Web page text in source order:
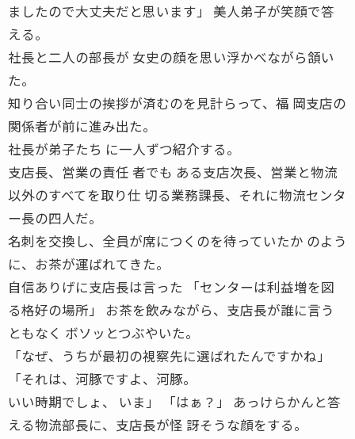
ましたので大丈夫だと思います」 美人弟子が笑顔で答
える。
社長と二人の部長が 女史の顔を思い浮かべながら頷い
た。
知り合い同士の挨拶が済むのを見計らって、福 岡支店の
関係者が前に進み出た。
社長が弟子たち に一人ずつ紹介する。
支店長、営業の責任 者でも ある支店次長、営業と物流
以外のすべてを取り仕 切る業務課長、それに物流センタ
ー長の四人だ。
名刺を交換し、全員が席につくのを待っていたか のよう
に、お茶が運ばれてきた。
自信ありげに支店長は言った 「センターは利益増を図
る格好の場所」 お茶を飲みながら、支店長が誰に言う
ともなく ボソッとつぶやいた。
「なぜ、うちが最初の視察先に選ばれたんですかね」
「それは、河豚ですよ、河豚。
いい時期でしょ、 いま」 「はぁ？」 あっけらかんと答
える物流部長に、支店長が怪 訝そうな顔をする。